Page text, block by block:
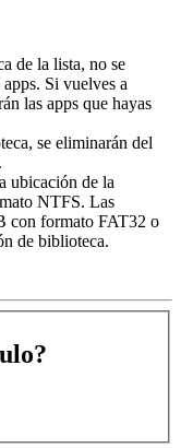
de la lista, no se
Si vuelves a
las apps que hayas
se eliminarán del
ubicación de la
NTFS. Las
con formato FAT32 o
de biblioteca.